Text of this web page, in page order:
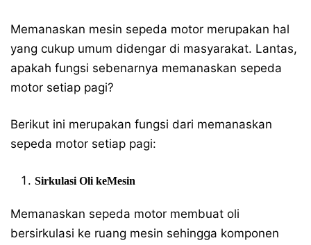
Memanaskan mesin sepeda motor merupakan hal
yang cukup umum didengar di masyarakat. Lantas,
apakah fungsi sebenarnya memanaskan sepeda
motor setiap pagi?
Berikut ini merupakan fungsi dari memanaskan
sepeda motor setiap pagi:
Sirkulasi Oli keMesin
Memanaskan sepeda motor membuat oli
bersirkulasi ke ruang mesin sehingga komponen